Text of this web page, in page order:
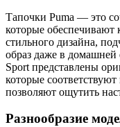
Тапочки Puma — это
которые обеспечивают
стильного дизайна,
образ даже в домашней
Sport представлены
которые
позволяют ощутить
Разнообразие